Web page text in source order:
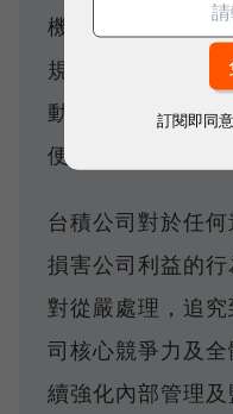
機制，得以及早
規人員進行嚴厲
動，由於此案已
便就細節多做說明
台積公司對於任
損害公司利益的
對從嚴處理，追
司核心競爭力及
續強化內部管理
訂閱即同意